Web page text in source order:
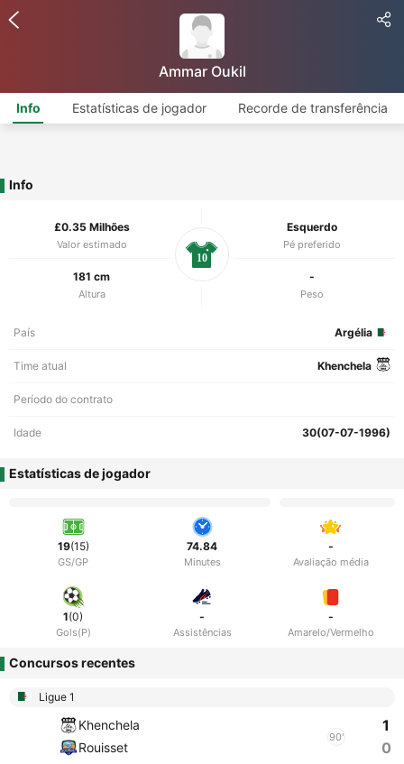
Ammar Oukil
Info Estatísticas de jogador Recorde de transferência
Info
£0.35 Milhões
Valor estimado
Esquerdo
Pé preferido
181 cm
Altura
-
Peso
10
País Argélia
Time atual Khenchela
Período do contrato
Idade 30(07-07-1996)
Estatísticas de jogador
19(15)
GS/GP
74.84
Minutes
-
Avaliação média
1(0)
Gols(P)
-
Assistências
-
Amarelo/Vermelho
Concursos recentes
Ligue 1
Khenchela
Rouisset
90'
1
0